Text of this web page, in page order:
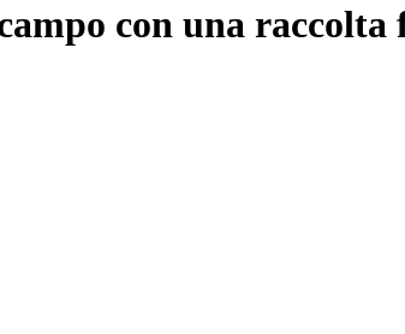
con una raccolta